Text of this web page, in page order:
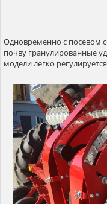
Одновременно с посевом
почву гранулированные
модели легко